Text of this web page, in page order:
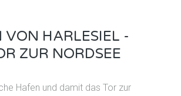
VON HARLESIEL -
ZUR NORDSEE
Hafen und damit das Tor zur